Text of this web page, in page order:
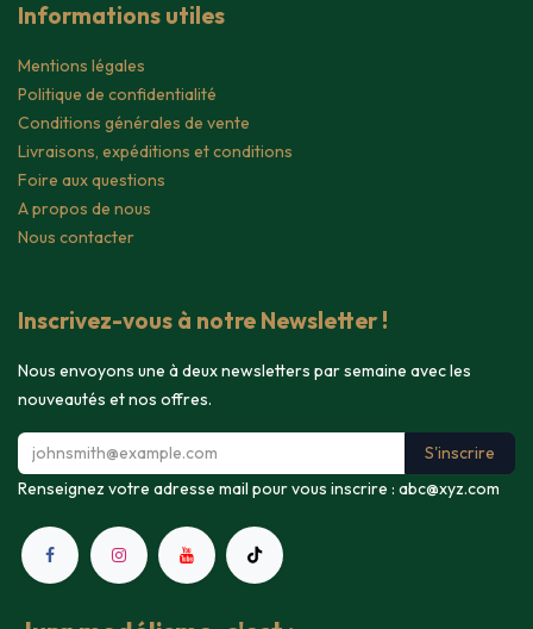
Informations utiles
Mentions légales
Politique de confidentialité
Conditions générales de vente
Livraisons, expéditions et conditions
Foire aux questions
A propos de nous
Nous contacter
Inscrivez-vous à notre Newsletter !
Nous envoyons une à deux newsletters par semaine avec les
nouveautés et nos offres.
S'inscrire
Renseignez votre adresse mail pour vous inscrire : abc@xyz.com